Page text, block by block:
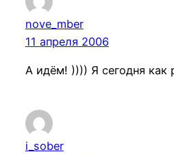
nove_mber
11 апреля 2006
А идём! )))) Я сегодня как
i_sober